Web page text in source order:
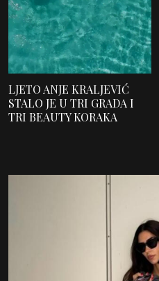
LJETO ANJE KRALJEVIĆ
STALO JE U TRI GRADA I
TRI BEAUTY KORAKA